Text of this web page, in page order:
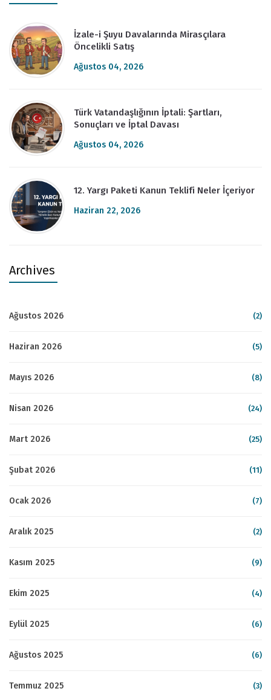
İzale-i Şuyu Davalarında Mirasçılara
Öncelikli Satış
Ağustos 04, 2026
Türk Vatandaşlığının İptali: Şartları,
Sonuçları ve İptal Davası
Ağustos 04, 2026
12. Yargı Paketi Kanun Teklifi Neler İçeriyor
Haziran 22, 2026
Archives
Ağustos 2026 (2)
Haziran 2026 (5)
Mayıs 2026 (8)
Nisan 2026 (24)
Mart 2026 (25)
Şubat 2026 (11)
Ocak 2026 (7)
Aralık 2025 (2)
Kasım 2025 (9)
Ekim 2025 (4)
Eylül 2025 (6)
Ağustos 2025 (6)
Temmuz 2025 (3)